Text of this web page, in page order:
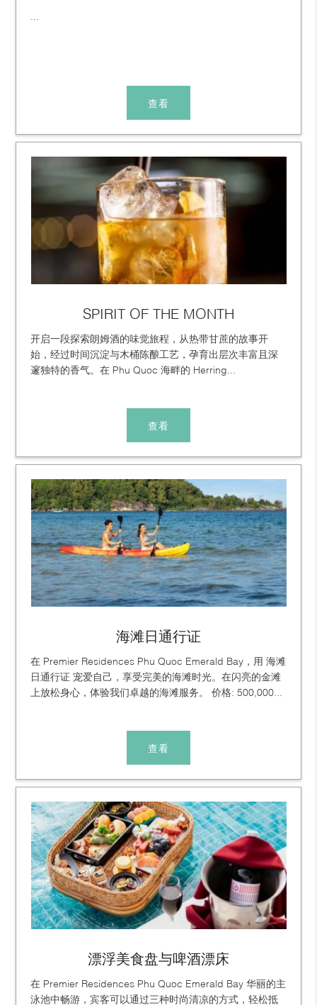
查看
SPIRIT OF THE MONTH
开启一段探索朗姆酒的味觉旅程，从热带甘蔗的故事开
始，经过时间沉淀与木桶陈酿工艺，孕育出层次丰富且深
邃独特的香气。在 Phu Quoc 海畔的 Herring...
查看
海滩日通行证
在 Premier Residences Phu Quoc Emerald Bay，用 海滩
日通行证 宠爱自己，享受完美的海滩时光。在闪亮的金滩
上放松身心，体验我们卓越的海滩服务。 价格: 500,000...
查看
漂浮美食盘与啤酒漂床
在 Premier Residences Phu Quoc Emerald Bay 华丽的主
泳池中畅游，宾客可以通过三种时尚清凉的方式，轻松抵